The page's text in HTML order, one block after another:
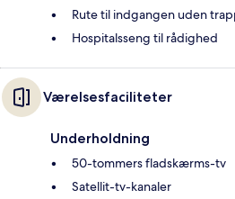
Rute til indgangen uden
Hospitalsseng til rådighed
Værelsesfaciliteter
Underholdning
50-tommers fladskærms-tv
Satellit-tv-kanaler